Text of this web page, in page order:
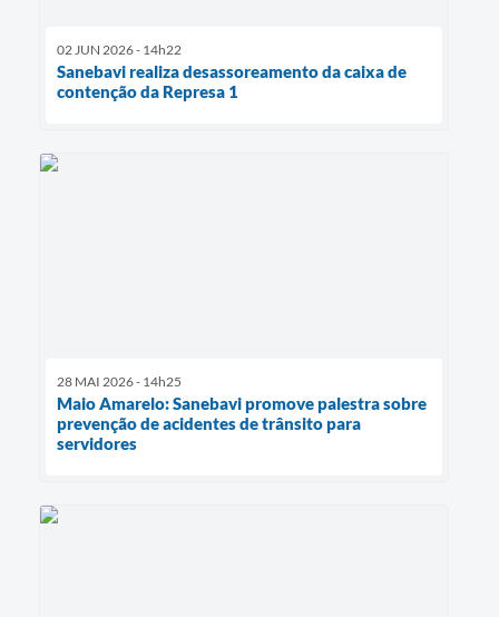
02 JUN 2026 - 14h22
Sanebavi realiza desassoreamento da caixa de
contenção da Represa 1
28 MAI 2026 - 14h25
Maio Amarelo: Sanebavi promove palestra sobre
prevenção de acidentes de trânsito para
servidores